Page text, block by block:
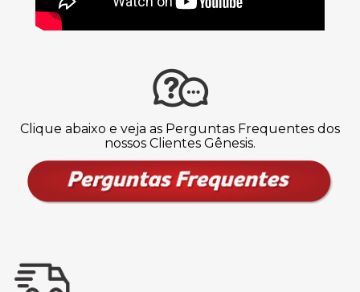
Clique abaixo e veja as Perguntas Frequentes dos
nossos Clientes Gênesis.